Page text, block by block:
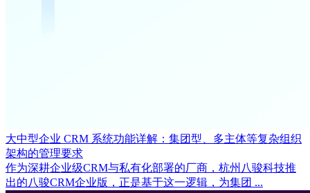
大中型企业 CRM 系统功能详解：集团型、多主体等复杂组织
架构的管理要求
作为深耕企业级CRM与私有化部署的厂商，杭州八骏科技推
出的八骏CRM企业版，正是基于这一逻辑，为集团 ...